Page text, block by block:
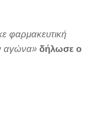
φαρμακευτική
αγώνα» δήλωσε ο